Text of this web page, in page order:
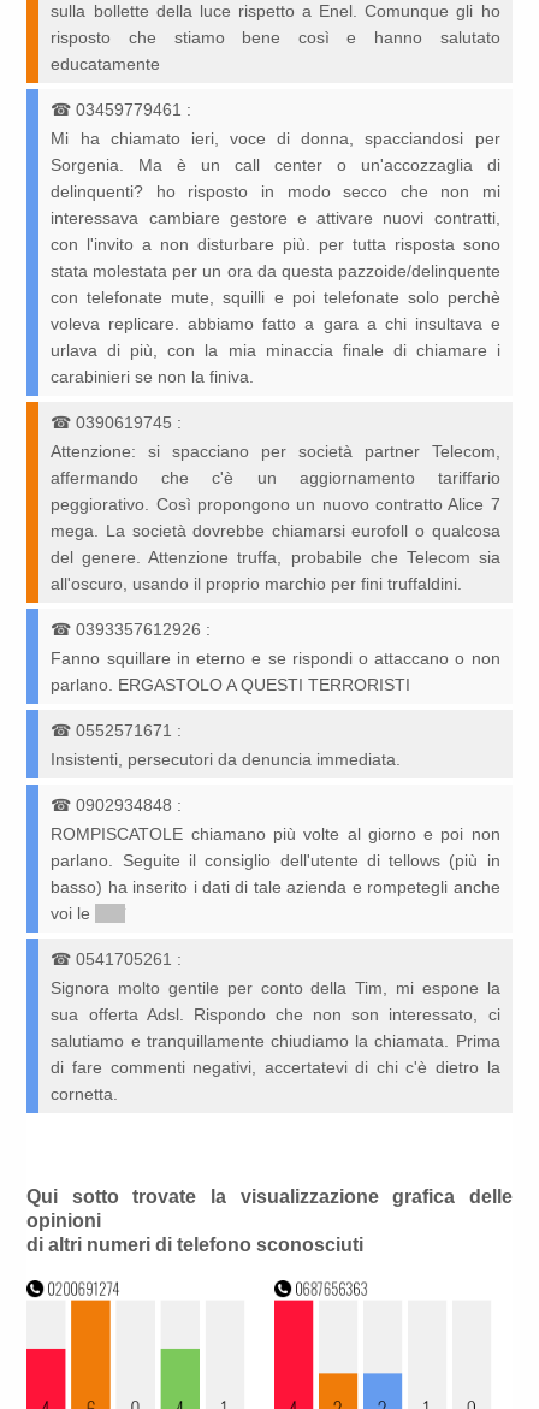
sulla bollette della luce rispetto a Enel. Comunque gli ho
risposto che stiamo bene così e hanno salutato
educatamente
☎03459779461 :
Mi ha chiamato ieri, voce di donna, spacciandosi per
Sorgenia. Ma è un call center o un'accozzaglia di
delinquenti? ho risposto in modo secco che non mi
interessava cambiare gestore e attivare nuovi contratti,
con l'invito a non disturbare più. per tutta risposta sono
stata molestata per un ora da questa pazzoide/delinquente
con telefonate mute, squilli e poi telefonate solo perchè
voleva replicare. abbiamo fatto a gara a chi insultava e
urlava di più, con la mia minaccia finale di chiamare i
carabinieri se non la finiva.
☎0390619745 :
Attenzione: si spacciano per società partner Telecom,
affermando che c'è un aggiornamento tariffario
peggiorativo. Così propongono un nuovo contratto Alice 7
mega. La società dovrebbe chiamarsi eurofoll o qualcosa
del genere. Attenzione truffa, probabile che Telecom sia
all'oscuro, usando il proprio marchio per fini truffaldini.
☎0393357612926 :
Fanno squillare in eterno e se rispondi o attaccano o non
parlano. ERGASTOLO A QUESTI TERRORISTI
☎0552571671 :
Insistenti, persecutori da denuncia immediata.
☎0902934848 :
ROMPISCATOLE chiamano più volte al giorno e poi non
parlano. Seguite il consiglio dell'utente di tellows (più in
basso) ha inserito i dati di tale azienda e rompetegli anche
voi le
*****
☎0541705261 :
Signora molto gentile per conto della Tim, mi espone la
sua offerta Adsl. Rispondo che non son interessato, ci
salutiamo e tranquillamente chiudiamo la chiamata. Prima
di fare commenti negativi, accertatevi di chi c'è dietro la
cornetta.
Qui sotto trovate la visualizzazione grafica delle
opinioni
di altri numeri di telefono sconosciuti